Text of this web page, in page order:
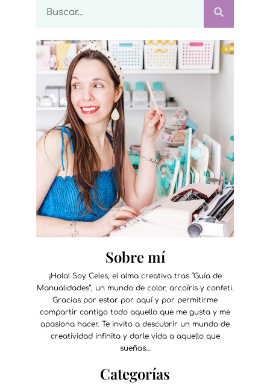
Sobre mí
¡Hola! Soy Celes, el alma creativa tras “Guía de
Manualidades”, un mundo de color, arcoíris y confeti.
Gracias por estar por aquí y por permitirme
compartir contigo todo aquello que me gusta y me
apasiona hacer. Te invito a descubrir un mundo de
creatividad infinita y darle vida a aquello que
sueñas…
Categorías